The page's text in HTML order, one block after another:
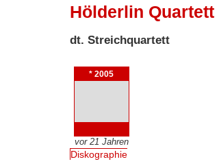
Hölderlin Quartett
dt. Streichquartett
* 2005
vor 21 Jahren
Diskographie